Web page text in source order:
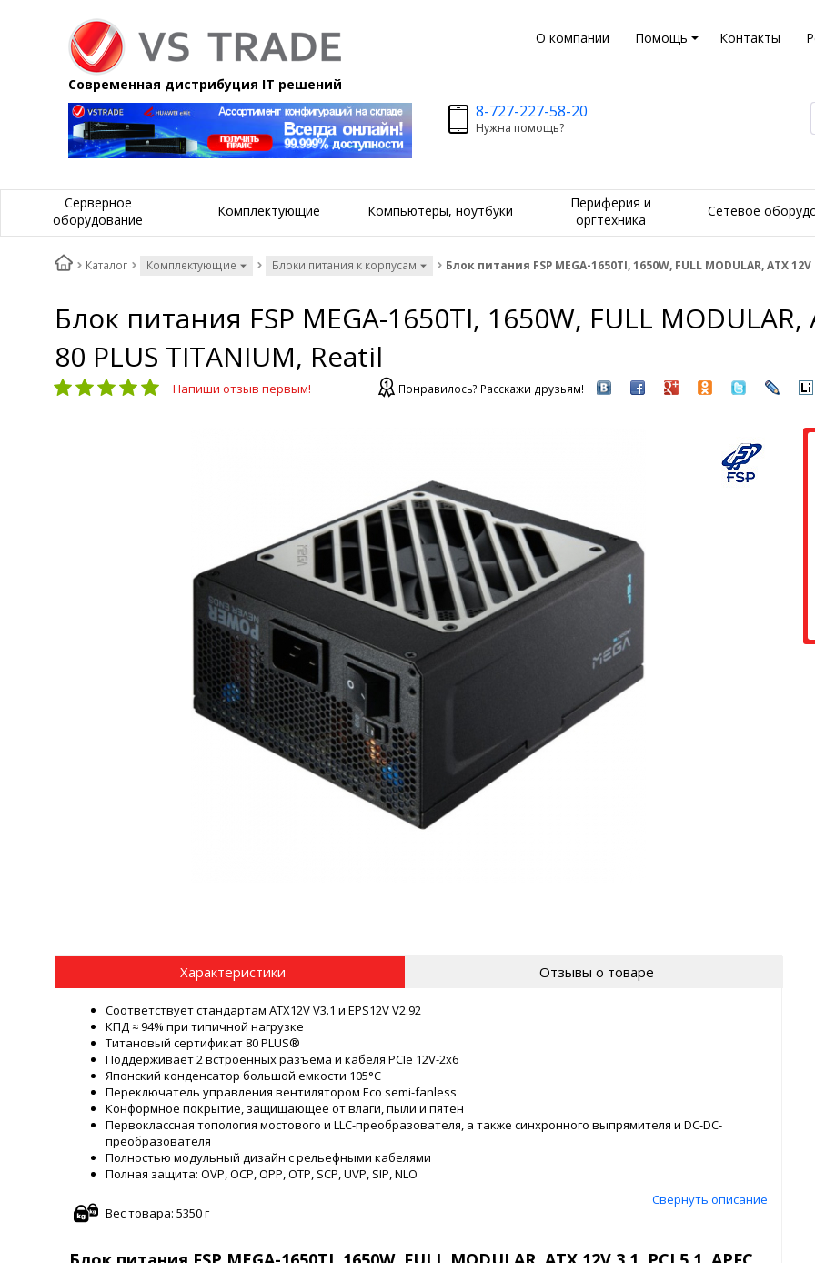
О компании Помощь Контакты
Современная дистрибуция IT решений
8-727-227-58-20
Нужна помощь?
Серверное
оборудование
Комплектующие Компьютеры, ноутбуки
Периферия и
оргтехника
Сетевое
Каталог Комплектующие Блоки питания к корпусам Блок питания FSP MEGA-1650TI, 1650W, FULL MODULAR, ATX
Блок питания FSP MEGA-1650TI, 1650W, FULL MODULAR,
80 PLUS TITANIUM, Reatil
Напиши отзыв первым! Понравилось? Расскажи друзьям!
Характеристики Отзывы о товаре
Соответствует стандартам ATX12V V3.1 и EPS12V V2.92
КПД ≈ 94% при типичной нагрузке
Титановый сертификат 80 PLUS®
Поддерживает 2 встроенных разъема и кабеля PCIe 12V-2x6
Японский конденсатор большой емкости 105°C
Переключатель управления вентилятором Eco semi-fanless
Конформное покрытие, защищающее от влаги, пыли и пятен
Первоклассная топология мостового и LLC-преобразователя, а также синхронного выпрямителя и DC-DC-
преобразователя
Полностью модульный дизайн с рельефными кабелями
Полная защита: OVP, OCP, OPP, OTP, SCP, UVP, SIP, NLO
Свернуть описание
Вес товара: 5350 г